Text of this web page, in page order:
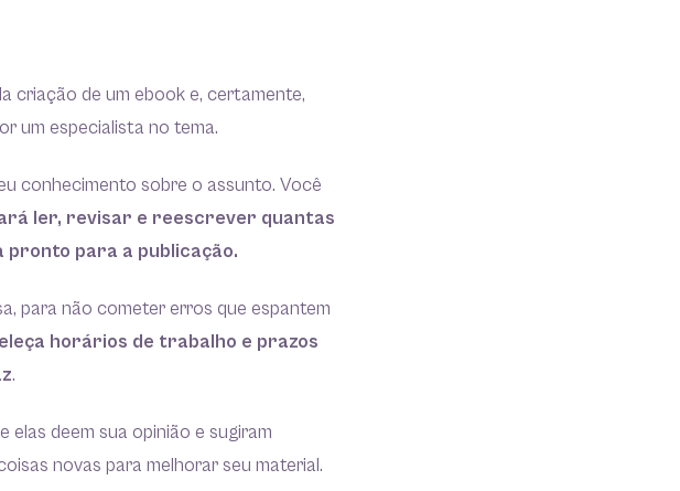
criação de um ebook e, certamente,
um especialista no tema.
conhecimento sobre o assunto. Você
ler, revisar e reescrever quantas
pronto para a publicação.
para não cometer erros que espantem
horários de trabalho e prazos
.
elas deem sua opinião e sugiram
novas para melhorar seu material.